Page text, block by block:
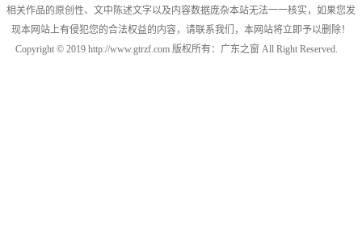
相关作品的原创性、文中陈述文字以及内容数据庞杂本站无法一一核实，如果您发
现本网站上有侵犯您的合法权益的内容，请联系我们，本网站将立即予以删除！
Copyright © 2019 http://www.gtrzf.com 版权所有：广东之窗 All Right Reserved.